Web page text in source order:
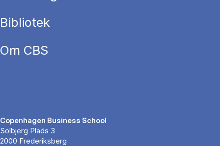
Bibliotek
Om CBS
Copenhagen Business School
Solbjerg Plads 3
2000 Frederiksberg